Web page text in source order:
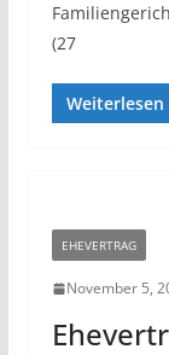
(27
Weiterlesen
EHEVERTRAG
November 5,